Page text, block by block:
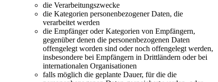
die Verarbeitungszwecke
die Kategorien personenbezogener Daten, die
verarbeitet werden
die Empfänger oder Kategorien von Empfängern,
gegenüber denen die personenbezogenen Daten
offengelegt worden sind oder noch offengelegt werden,
insbesondere bei Empfängern in Drittländern oder bei
internationalen Organisationen
falls möglich die geplante Dauer, für die die